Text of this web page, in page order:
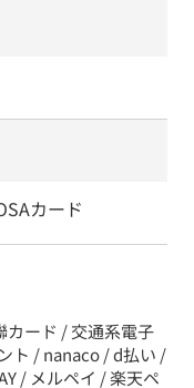
カード
カード / 交通系電子
ト / nanaco / d払い /
/ メルペイ / 楽天ペ